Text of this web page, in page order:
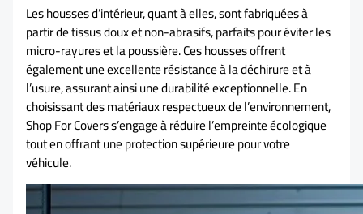
Les housses d’intérieur, quant à elles, sont fabriquées à
partir de tissus doux et non-abrasifs, parfaits pour éviter les
micro-rayures et la poussière. Ces housses offrent
également une excellente résistance à la déchirure et à
l’usure, assurant ainsi une durabilité exceptionnelle. En
choisissant des matériaux respectueux de l’environnement,
Shop For Covers s’engage à réduire l’empreinte écologique
tout en offrant une protection supérieure pour votre
véhicule.